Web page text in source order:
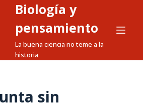
Biología y
pensamiento
La buena ciencia no teme a la
historia
sin